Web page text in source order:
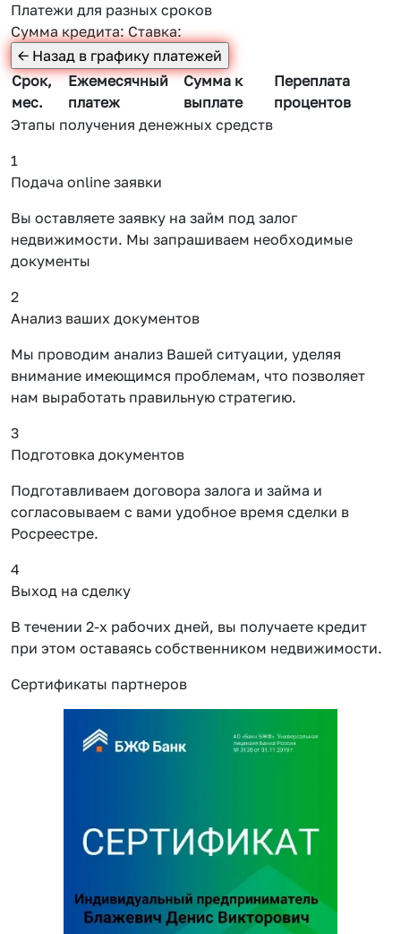
Платежи для разных сроков
Сумма кредита:Ставка:
Срок,
мес.
Ежемесячный
платеж
Сумма к
выплате
Переплата
процентов
Этапы получения денежных средств
1
Подача online заявки
Вы оставляете заявку на займ под залог
недвижимости. Мы запрашиваем необходимые
документы
2
Анализ ваших документов
Мы проводим анализ Вашей ситуации, уделяя
внимание имеющимся проблемам, что позволяет
нам выработать правильную стратегию.
3
Подготовка документов
Подготавливаем договора залога и займа и
согласовываем с вами удобное время сделки в
Росреестре.
4
Выход на сделку
В течении 2-х рабочих дней, вы получаете кредит
при этом оставаясь собственником недвижимости.
Сертификаты партнеров